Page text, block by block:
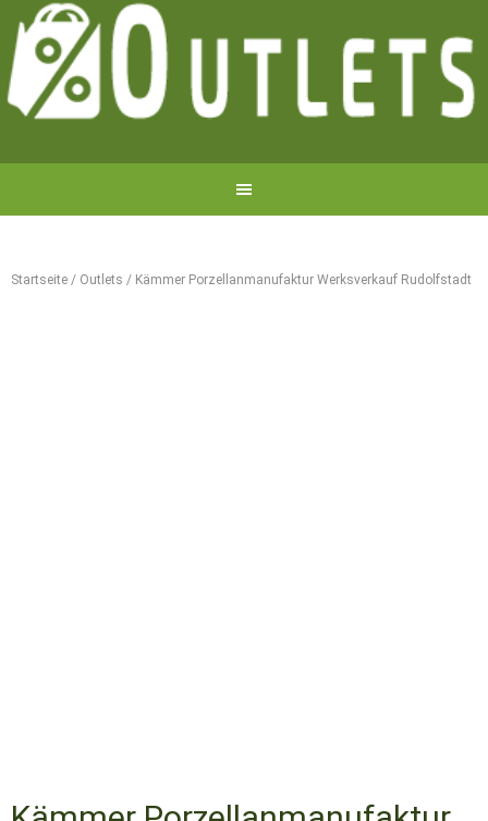
Startseite / Outlets / Kämmer Porzellanmanufaktur Werksverkauf Rudolfstadt